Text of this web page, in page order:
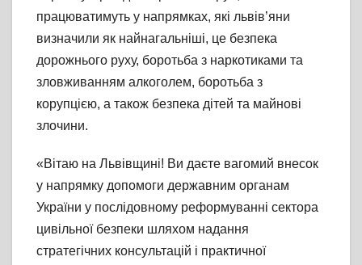
працюватимуть у напрямках, які львів’яни
визначили як найнагальніші, це безпека
дорожнього руху, боротьба з наркотиками та
зловживанням алкоголем, боротьба з
корупцією, а також безпека дітей та майнові
злочини.
«Вітаю на Львівщині! Ви даєте вагомий внесок
у напрямку допомоги державним органам
України у послідовному реформуванні сектора
цивільної безпеки шляхом надання
стратегічних консультацій і практичної